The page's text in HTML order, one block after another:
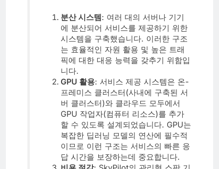
분산 시스템: 여러 대의 서버나 기기
에 분산되어 서비스를 제공하기 위한
시스템을 구축했습니다. 이러한 구조
는 효율적인 자원 활용 및 높은 트래
픽에 대한 대응 능력을 갖추기 위함입
니다.
GPU 활용: 서비스 제공 시스템은 온-
프레미스 클러스터(사내에 구축된 서
버 클러스터)와 클라우드 모두에서
GPU 작업자(컴퓨터 리소스)를 추가
할 수 있도록 설계되었습니다. GPU는
복잡한 딥러닝 모델의 연산에 필수적
이므로 이런 구조는 서비스의 빠른 응
답 시간을 보장하는데 중요합니다.